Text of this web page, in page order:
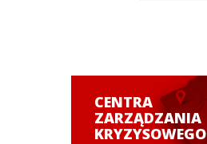
CENTRA
ZARZĄDZANIA
KRYZYSOWEGO